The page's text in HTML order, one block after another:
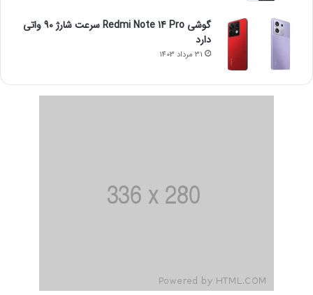
گوشی Redmi Note 14 Pro سرعت شارژ 90 واتی
دارد
31 مرداد 1403